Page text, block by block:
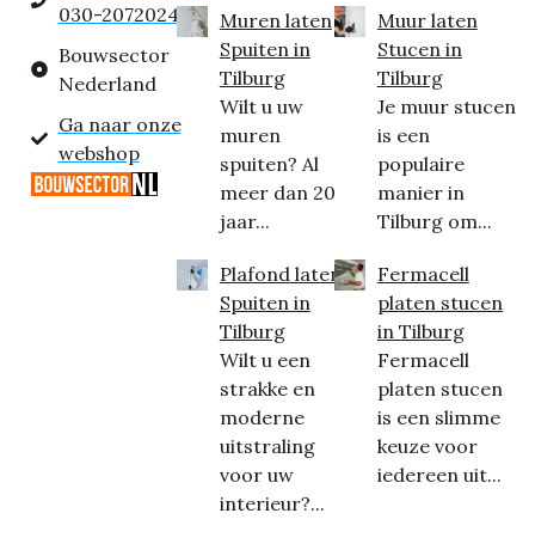
030-2072024
Bouwsector
Nederland
Ga naar onze
webshop
Muren laten
Spuiten in
Tilburg
Wilt u uw
muren
spuiten? Al
meer dan 20
jaar...
Plafond laten
Spuiten in
Tilburg
Wilt u een
strakke en
moderne
uitstraling
voor uw
interieur?...
Muur laten
Stucen in
Tilburg
Je muur stucen
is een
populaire
manier in
Tilburg om...
Fermacell
platen stucen
in Tilburg
Fermacell
platen stucen
is een slimme
keuze voor
iedereen uit...